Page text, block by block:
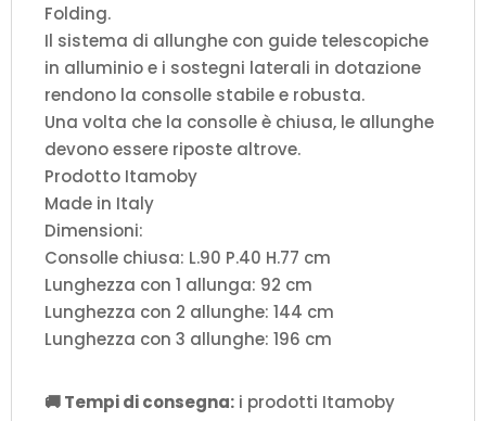
Folding.
Il sistema di allunghe con guide telescopiche
in alluminio e i sostegni laterali in dotazione
rendono la consolle stabile e robusta.
Una volta che la consolle è chiusa, le allunghe
devono essere riposte altrove.
Prodotto Itamoby
Made in Italy
Dimensioni:
Consolle chiusa: L.90 P.40 H.77 cm
Lunghezza con 1 allunga: 92 cm
Lunghezza con 2 allunghe: 144 cm
Lunghezza con 3 allunghe: 196 cm
🚚 Tempi di consegna: i prodotti Itamoby